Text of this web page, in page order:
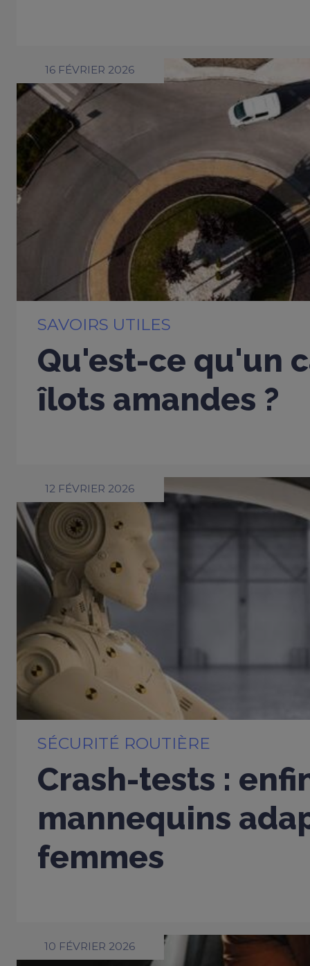
16 FÉVRIER 2026
SAVOIRS UTILES
Qu'est-ce qu'un
îlots amandes ?
12 FÉVRIER 2026
SÉCURITÉ ROUTIÈRE
Crash-tests :
mannequins
femmes
10 FÉVRIER 2026